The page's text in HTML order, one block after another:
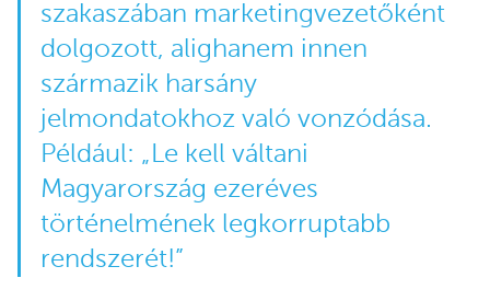
szakaszában marketingvezetőként
dolgozott, alighanem innen
származik harsány
jelmondatokhoz való vonzódása.
Például: „Le kell váltani
Magyarország ezeréves
történelmének legkorruptabb
rendszerét!”